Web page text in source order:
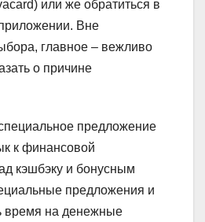
или же обратиться в
Вне
главное – вежливо
о причине
предложение
к финансовой
кэшбэку и бонусным
предложения и
время на денежные